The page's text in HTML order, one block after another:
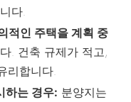
다.
적인 주택을 계획 중
. 건축 규제가 적고,
리합니다.
하는 경우: 분양지는